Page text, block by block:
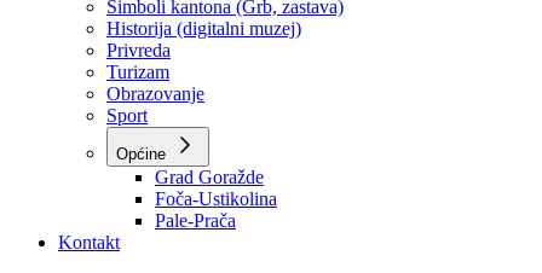
O kantonu
O kantonu
Simboli kantona (Grb, zastava)
Historija (digitalni muzej)
Privreda
Turizam
Obrazovanje
Sport
Općine